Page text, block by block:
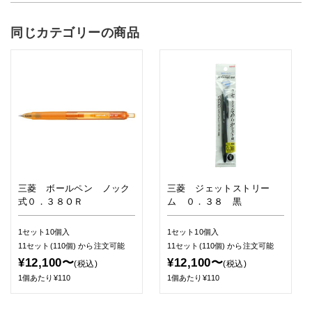
同じカテゴリーの商品
三菱 ボールペン ノック
式０．３８ＯＲ
1セット10個入
11セット(110個)から注文可能
¥12,100〜(税込)
1個あたり¥110
三菱 ジェットストリー
ム ０．３８ 黒
1セット10個入
11セット(110個)から注文可能
¥12,100〜(税込)
1個あたり¥110